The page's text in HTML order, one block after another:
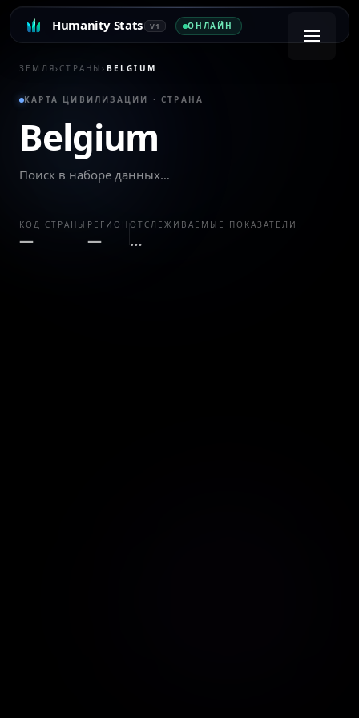
Humanity Stats V1 ОНЛАЙН
ЗЕМЛЯ›СТРАНЫ› BELGIUM
КАРТА ЦИВИЛИЗАЦИИ · СТРАНА
Belgium
Поиск в наборе данных…
КОД СТРАНЫ
—
РЕГИОН
—
ОТСЛЕЖИВАЕМЫЕ ПОКАЗАТЕЛИ
…